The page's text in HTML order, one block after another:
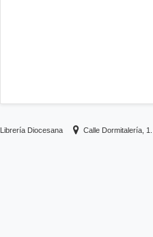
Librería Diocesana Calle Dormitalería, 1.